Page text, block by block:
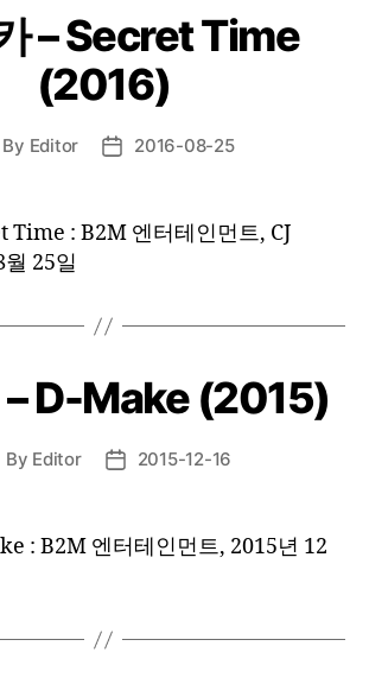
– Secret Time
(2016)
By Editor
Post2016-08-25
Time : B2M 엔터테인먼트, CJ
25일
– D-Make (2015)
By Editor
Post2015-12-16
: B2M 엔터테인먼트, 2015년 12